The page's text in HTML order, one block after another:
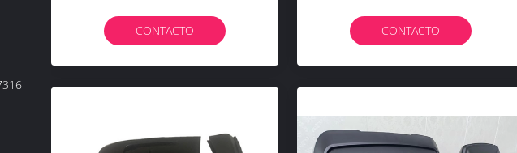
Ranger T9
CONTACTO
CONTACTO